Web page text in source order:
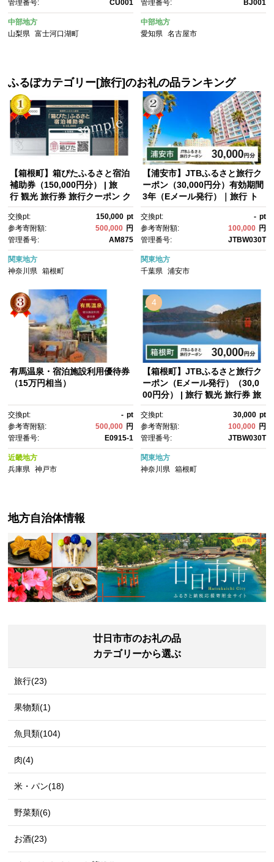
管理番号: CU001
中部地方
山梨県
富士河口湖町
族旅行 観光 レジャー アトラク
ション 屋外遊び 休日 おでか
け 観光スポット 思い出作り 送
料無料
管理番号: BJ001
中部地方
愛知県 名古屋市
ふるぽカテゴリー[旅行]のお礼の品ランキング
【箱根町】箱ぴたふるさと宿泊
補助券（150,000円分） | 旅
行 観光 旅行券 旅行クーポン ク
奈川県ふるさと納税 神奈川
県 箱根町
交換pt: 150,000 pt
参考寄附額:
500,000 円
管理番号:
AM875
関東地方
神奈川県
箱根町
【浦安市】JTBふるさと旅行ク
ーポン（30,000円分）有効期間
3年（Eメール発行）｜旅行 ト
泊 観光 体験 旅行券 宿泊券 旅
行予約 ホテル 旅館 チケッ
ト 子供 子連れ カップル 家
族 人気 おすすめ 旅行クーポ
ン 店頭 オンライン ネット予
約 電話 有効期間3年
交換pt: - pt
参考寄附額:
100,000 円
管理番号:
JTBW030T
関東地方
千葉県 浦安市
有馬温泉・宿泊施設利用優待券
（15万円相当）
交換pt: - pt
参考寄附額:
500,000 円
管理番号:
E0915-1
近畿地方
兵庫県
神戸市
4
【箱根町】JTBふるさと旅行ク
ーポン（Eメール発行）（30,0
00円分） | 旅行 観光 旅行券 旅
るさと納税 神奈川県ふるさと
納税 神奈川県 箱根町
交換pt: 30,000 pt
参考寄附額:
100,000 円
管理番号:
JTBW030T
関東地方
神奈川県 箱根町
地方自治体情報
廿日市市のお礼の品
カテゴリーから選ぶ
旅行(23)
果物類(1)
魚貝類(104)
肉(4)
米・パン(18)
野菜類(6)
お酒(23)